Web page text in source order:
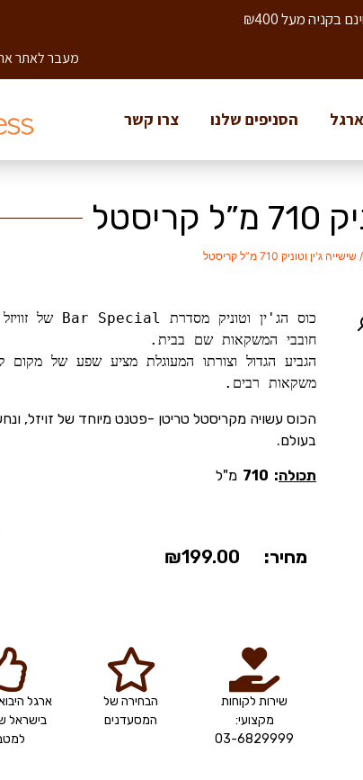
בקניה מעל ₪400
מעבר לאתר
הסניפים שלנו צרו קשר
/ שישייה ג'ין וטוניק 710 מ”ל קריסטל
הגביע הגדול וצורתו המעוגלת
משקאות רבים.
הכוס עשויה מקריסטל טריטן -פטנט מיוחד של זויזל,
בעולם.
תכולה: 710 מ"ל
מחיר: ₪199.00
שירות לקוחות
מקצועי:
03-6829999
הבחירה של
המסעדנים
ארגל
בישראל